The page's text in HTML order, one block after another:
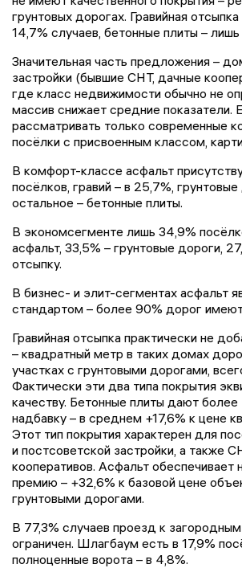
грунтовых дорогах. Гравийная
14,7% случаев, бетонные плиты – лишь
Значительная часть предложения –
застройки (бывшие СНТ, дачные
где класс недвижимости обычно не
массив снижает средние показатели.
рассматривать только современные
посёлки с присвоенным классом,
В комфорт-классе асфальт
посёлков, гравий – в 25,7%,
остальное – бетонные плиты.
В экономсегменте лишь 34,9%
асфальт, 33,5% – грунтовые дороги,
отсыпку.
В бизнес- и элит-сегментах асфальт
стандартом – более 90% дорог
Гравийная отсыпка практически не
– квадратный метр в таких домах
участках с грунтовыми дорогами,
Фактически эти два типа покрытия
качеству. Бетонные плиты дают
надбавку – в среднем +17,6% к цене
Этот тип покрытия характерен для
и постсоветской застройки, а также
кооперативов. Асфальт обеспечивает
премию – +32,6% к базовой цене
грунтовыми дорогами.
В 77,3% случаев проезд к
ограничен. Шлагбаум есть в 17,9%
полноценные ворота – в 4,8%.